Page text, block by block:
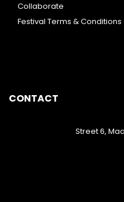
Collaborate
Festival Terms & Conditions
CONTACT